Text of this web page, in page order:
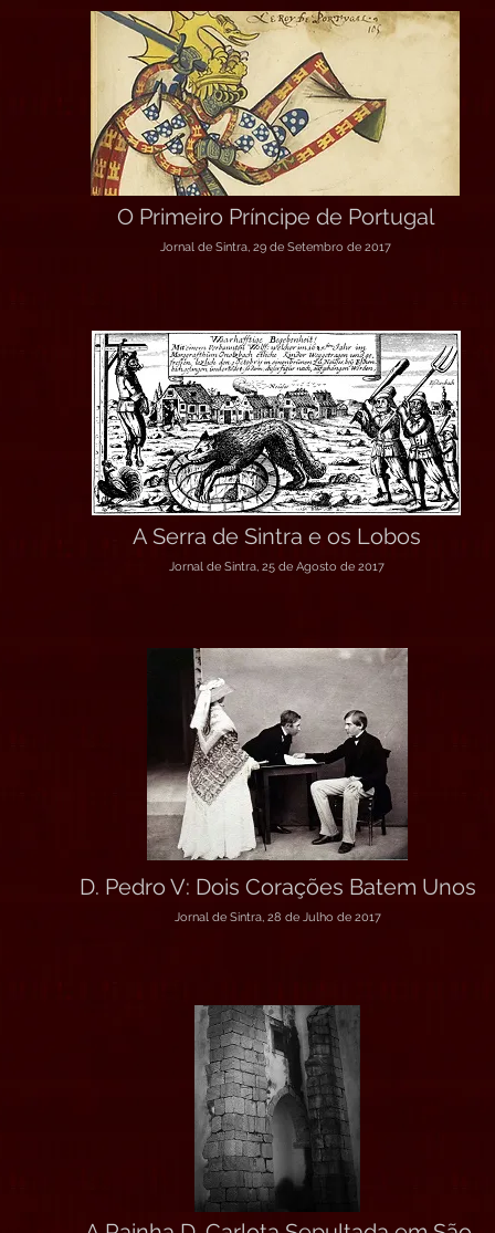
O Primeiro Príncipe de Portugal
Jornal de Sintra, 29 de Setembro de 2017
A Serra de Sintra e os Lobos
Jornal de Sintra, 25 de Agosto de 2017
D. Pedro V: Dois Corações Batem Unos
Jornal de Sintra, 28 de Julho de 2017